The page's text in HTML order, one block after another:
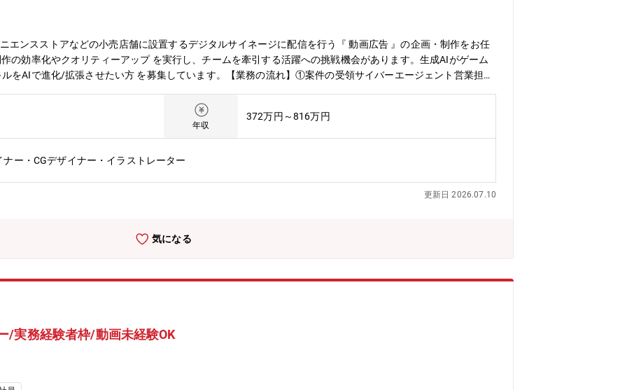
ンジを全力で応援します。
エンスストアなどの小売店舗に設置するデジタルサイネージに配信を行う『 動画広告 』の企画・制作をお任
の効率化やクオリティーアップ を実行し、チームを牽引する活躍への挑戦機会があります。生成AIがゲーム
をAIで進化/拡張させたい方 を募集しています。【業務の流れ】①案件の受領サイバーエージェント営業担当
③修正対応依頼があれば校了に向かって修正を行います。④校了・納品クライアントチェックにて校了後、成
リエイティブの広告効果を振り返る機会があります。【成長できる環境・制度】札幌で クリエイターが一番
ブ制作に集中できる環境・制度を整えています。●生成AIなど最新のテクノロジーを武器にした制作生成AIの
バーエージェントの広告制作に携わることで、従来のデザイン力だけでなく、最新のテクノロジーを掛け合わ
とができます。●様々なクリエイターとの切磋琢磨札幌支社は組織の9割がクリエイターです 。常にクリエイ
組むことができます。●広告業界の最先端札幌にいながら大企業の案件に携わり、業界最先端のフィールドで
とができます。●月間クリエイティブレビュー会（表彰・インセンティブあり）毎月クリエイター間で制作物
イターからスキルやノウハウを直接学べる機会があります。東京への出張研修なども行っています。※対象者
広告は、従来のインターネット広告と同様に効果指標の設定、計測、分析、運用を行うことが重要です。なか
して デジタルサイネージ広告の効果最大化 にチャレンジしていきます。▼ミライネージについてhttps://cybe
年収
372万円～816万円
ー・CGデザイナー・イラストレーター
更新日 2026.07.10
気になる
/実務経験者枠/動画未経験OK